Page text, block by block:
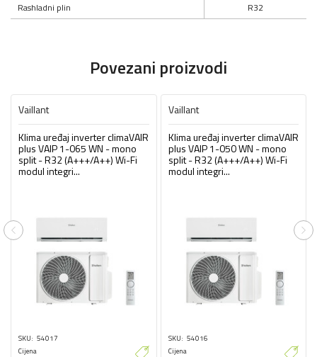
Rashladni plin
R32
Povezani proizvodi
Vaillant
Klima uređaj inverter climaVAIR
plus VAIP 1-065 WN - mono
split - R32 (A+++/A++) Wi-Fi
modul integri...
SKU 54017
Cijena
Vaillant
Klima uređaj inverter climaVAIR
plus VAIP 1-050 WN - mono
split - R32 (A+++/A++) Wi-Fi
modul integri...
SKU 54016
Cijena
Previous